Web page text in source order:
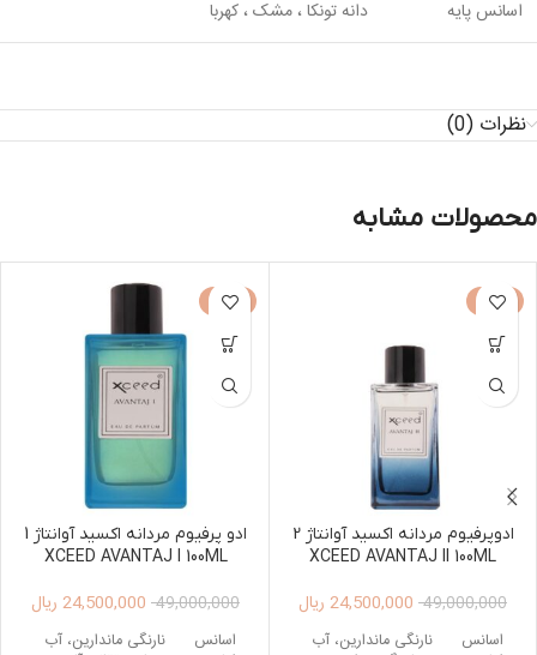
اسانس پایه دانه تونکا ، مشک ، کهربا
نظرات (0)
محصولات مشابه
-50%
ادوپرفیوم مردانه اکسید آوانتاژ 2
XCEED AVANTAJ II 100ML
49,000,000
24,500,000 ریال
اسانس
نارنگی ماندارین، آب
-50%
ادو پرفیوم مردانه اکسید آوانتاژ 1
XCEED AVANTAJ I 100ML
49,000,000
24,500,000 ریال
اسانس
نارنگی ماندارین، آب